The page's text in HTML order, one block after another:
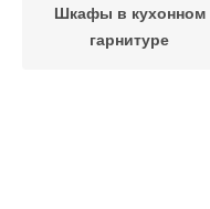
Шкафы в кухонном
гарнитуре